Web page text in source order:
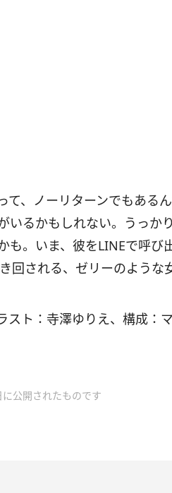
て、ノーリターンでもある
いるかもしれない。うっか
も。いま、彼をLINEで呼び
回される、ゼリーのような
スト：寺澤ゆりえ、構成：
公開されたものです